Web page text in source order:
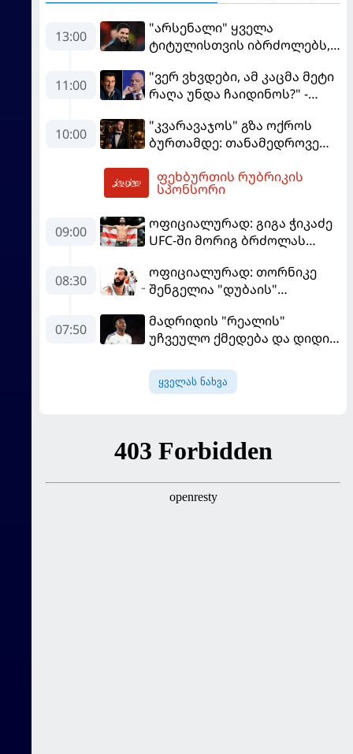
13:00
"არსენალი" ყველა
ტიტულისთვის იბრძოლებს,
გვსურს" - მიკელ არტეტა
11:00
"ვერ ვხვდები, ამ კაცმა მეტი
რაღა უნდა ჩაიდინოს?" -
გადადგომას მოითხოვს
10:00
"კვარავაჯოს" გზა ოქროს
ბურთამდე: თანამედროვე
ფეხბურთის რუბრიკის
სპონსორი
09:00
ოფიციალურად: გიგა ჭიკაძე
UFC-ში მორიგ ბრძოლას
08:30
ოფიციალურად: თორნიკე
შენგელია "დუბაის"
07:50
მადრიდის "რეალის"
უჩვეულო ქმედება და დიდი
მომავალი გადაწყდა
ყველას ნახვა